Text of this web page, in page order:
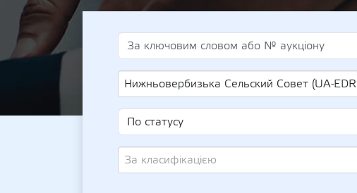
Нижньовербизька Сельский Совет (UA-EDR 04354083)
За класифікацією